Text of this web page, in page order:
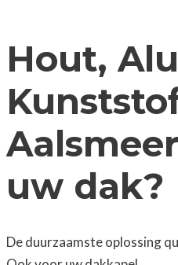
Hout,
uw dak?
De duurzaamste oplossing